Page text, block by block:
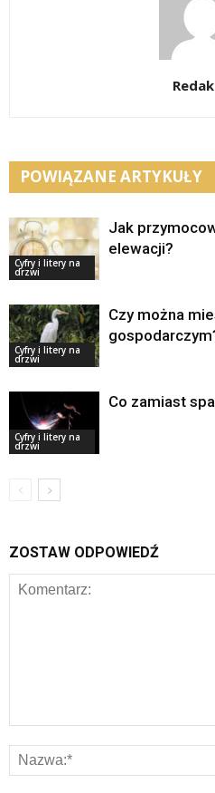
POWIĄZANE ARTYKUŁY
Cyfry i litery na
drzwi
Jak
elewacji?
Cyfry i litery na
drzwi
Czy można
Cyfry i litery na
drzwi
Co zamiast
ZOSTAW ODPOWIEDŹ